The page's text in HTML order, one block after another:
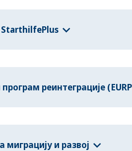
реинтеграције
миграцију и развој